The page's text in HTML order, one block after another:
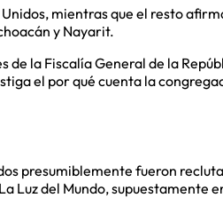
mientras que el resto
y Nayarit.
la Fiscalía General de la
el por qué cuenta la
presumiblemente fueron
Luz del Mundo, supuestamente